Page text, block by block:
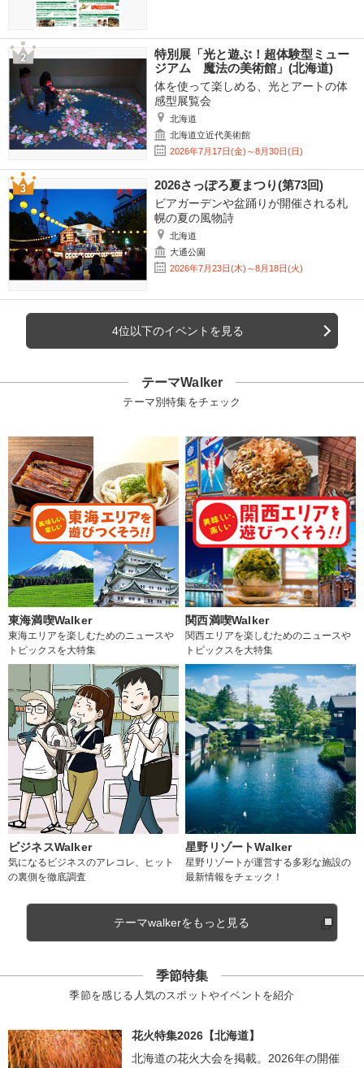
特別展「光と遊ぶ！超体験型ミュー
ジアム 魔法の美術館」(北海道)
体を使って楽しめる、光とアートの体
感型展覧会
北海道
北海道立近代美術館
2026年7月17日(金)～8月30日(日)
2026さっぽろ夏まつり(第73回)
ビアガーデンや盆踊りが開催される札
幌の夏の風物詩
北海道
大通公園
2026年7月23日(木)～8月18日(火)
4位以下のイベントを見る
テーマWalker
テーマ別特集をチェック
東海満喫Walker
東海エリアを楽しむためのニュースや
トピックスを大特集
関西満喫Walker
関西エリアを楽しむためのニュースや
トピックスを大特集
ビジネスWalker
気になるビジネスのアレコレ、ヒット
の裏側を徹底調査
星野リゾートWalker
星野リゾートが運営する多彩な施設の
最新情報をチェック！
テーマwalkerをもっと見る
季節特集
季節を感じる人気のスポットやイベントを紹介
花火特集2026【北海道】
北海道の花火大会を掲載。2026年の開催